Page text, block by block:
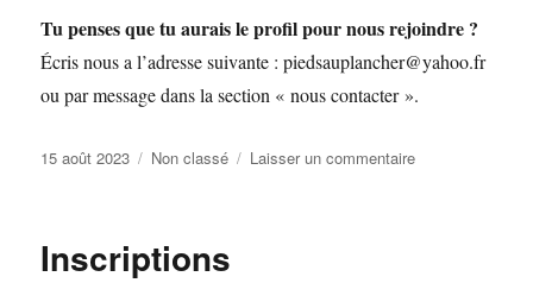
Tu penses que tu aurais le profil pour nous rejoindre ?
Écris nous a l’adresse suivante : piedsauplancher@yahoo.fr
ou par message dans la section « nous contacter ».
Publié
15 août 2023 Catégories
Non classé Laisser un commentairesur
Inscriptions